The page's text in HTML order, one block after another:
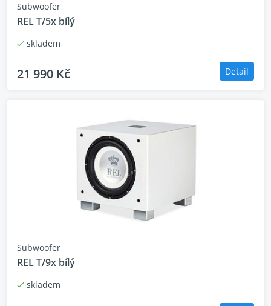
Subwoofer
REL T/5x bílý
skladem
21 990 Kč Detail
Subwoofer
REL T/9x bílý
skladem